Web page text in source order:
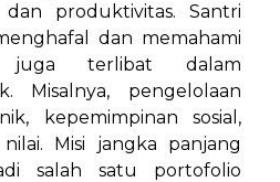
dan produktivitas. Santri
dan memahami
juga terlibat dalam
Misalnya, pengelolaan
kepemimpinan sosial,
Misi jangka panjang
salah satu portofolio